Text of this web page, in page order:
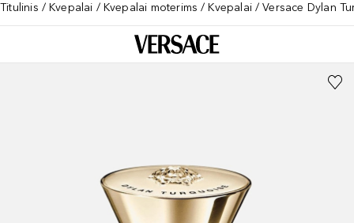
Titulinis Kvepalai Kvepalai moterims Kvepalai Versace Dylan